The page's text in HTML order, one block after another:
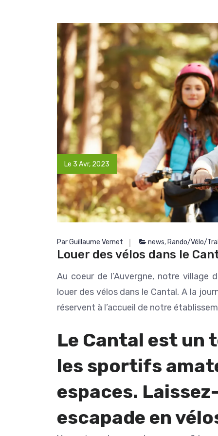
Le 3 Avr, 2023
Par Guillaume Vernet news, Rando/Vélo/Trail
Louer des vélos dans le
Au coeur de l’Auvergne, notre
louer des vélos dans le Cantal. A la
réservent à l’accueil de notre
Le Cantal est un
les sportifs
espaces.
escapade en
Ghislain Pinaud
il y a 1 mois
Gîte confortable, propre,
dans un cadre des plus
Sarah s'adapte aux
invités. Généreuse sur
rendre service.
Guillaume est fait du
Non seulement c'est excellent guide,
plaisir. Nous avons passé
rêve. Prêts à revenir à la
occasion. Merci encore
trois (il ne faut pas